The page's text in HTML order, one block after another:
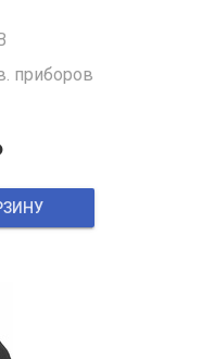
приборов